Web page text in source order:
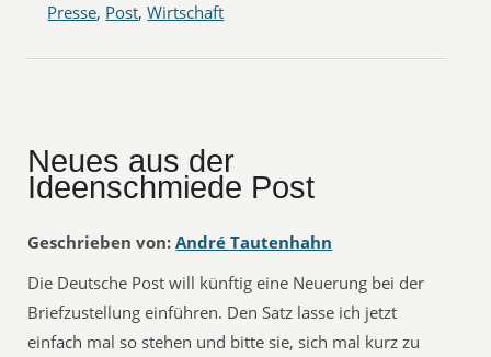
Presse, Post,Wirtschaft
Neues aus der
Ideenschmiede Post
Geschrieben von: André Tautenhahn
Die Deutsche Post will künftig eine Neuerung bei der
Briefzustellung einführen. Den Satz lasse ich jetzt
einfach mal so stehen und bitte sie, sich mal kurz zu